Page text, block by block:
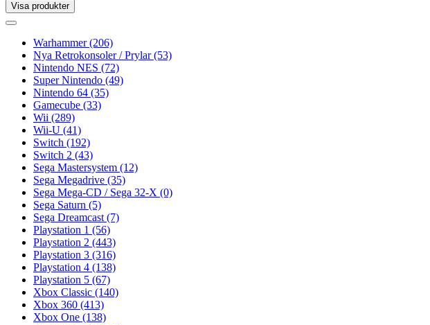
Visa produkter
Toggle
Toggle
navigationWarhammer(206)
Nya Retrokonsoler / Prylar(53)
Nintendo NES (72)
Super Nintendo (49)
Nintendo 64 (35)
Gamecube (33)
Wii (289)
Wii-U (41)
Switch (192)
Switch 2 (43)
Sega Mastersystem (12)
Sega Megadrive (35)
Sega Mega-CD / Sega 32-X (0)
Sega Saturn (5)
Sega Dreamcast (7)
Playstation 1 (56)
Playstation 2 (443)
Playstation 3 (316)
Playstation 4 (138)
Playstation 5 (67)
Xbox Classic (140)
Xbox 360 (413)
Xbox One (138)